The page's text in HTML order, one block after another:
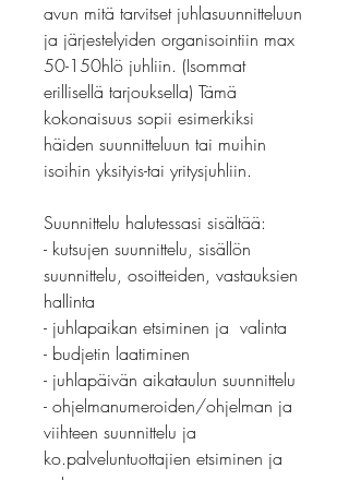
avun mitä tarvitset juhlasuunnitteluun
ja järjestelyiden organisointiin max
50-150hlö juhliin. (Isommat
erillisellä tarjouksella) Tämä
kokonaisuus sopii esimerkiksi
häiden suunnitteluun tai muihin
isoihin yksityis-tai yritysjuhliin.
Suunnittelu halutessasi sisältää:
- kutsujen suunnittelu, sisällön
suunnittelu, osoitteiden, vastauksien
hallinta
- juhlapaikan etsiminen ja valinta
- budjetin laatiminen
- juhlapäivän aikataulun suunnittelu
- ohjelmanumeroiden/ohjelman ja
viihteen suunnittelu ja
ko.palveluntuottajien etsiminen ja